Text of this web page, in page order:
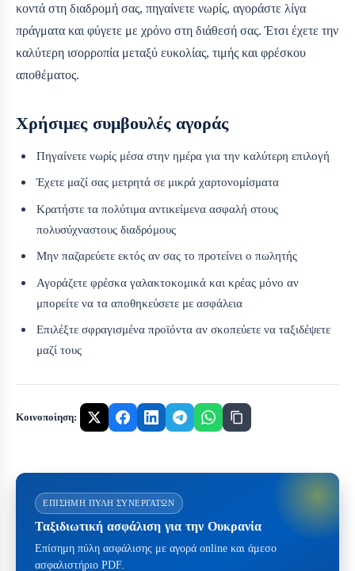
κοντά στη διαδρομή σας, πηγαίνετε νωρίς, αγοράστε λίγα
πράγματα και φύγετε με χρόνο στη διάθεσή σας. Έτσι έχετε την
καλύτερη ισορροπία μεταξύ ευκολίας, τιμής και φρέσκου
αποθέματος.
Χρήσιμες συμβουλές αγοράς
Πηγαίνετε νωρίς μέσα στην ημέρα για την καλύτερη επιλογή
Έχετε μαζί σας μετρητά σε μικρά χαρτονομίσματα
Κρατήστε τα πολύτιμα αντικείμενα ασφαλή στους
πολυσύχναστους διαδρόμους
Μην παζαρεύετε εκτός αν σας το προτείνει ο πωλητής
Αγοράζετε φρέσκα γαλακτοκομικά και κρέας μόνο αν
μπορείτε να τα αποθηκεύσετε με ασφάλεια
Επιλέξτε σφραγισμένα προϊόντα αν σκοπεύετε να ταξιδέψετε
μαζί τους
Κοινοποίηση:
ΕΠΊΣΗΜΗ ΠΎΛΗ ΣΥΝΕΡΓΑΤΏΝ
Ταξιδιωτική ασφάλιση για την Ουκρανία
Επίσημη πύλη ασφάλισης με αγορά online και άμεσο
ασφαλιστήριο PDF.